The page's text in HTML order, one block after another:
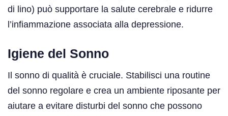
di lino) può supportare la salute cerebrale e ridurre
l’infiammazione associata alla depressione.
Igiene del Sonno
Il sonno di qualità è cruciale. Stabilisci una routine
del sonno regolare e crea un ambiente riposante per
aiutare a evitare disturbi del sonno che possono